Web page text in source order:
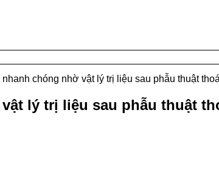
nhanh chóng nhờ vật lý trị liệu sau phẫu thuật
lý trị liệu sau phẫu thuật